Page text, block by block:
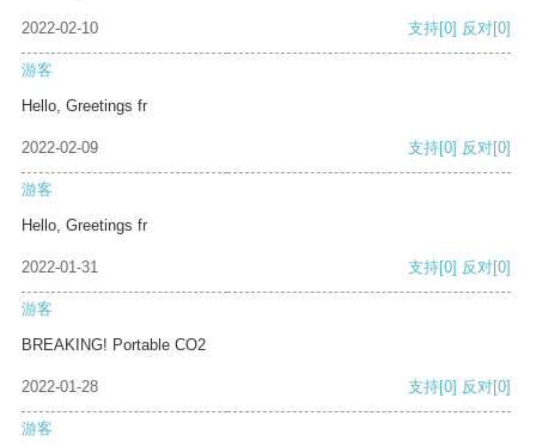
2022-02-10 支持[0] 反对[0]
游客
Hello, Greetings fr
2022-02-09 支持[0] 反对[0]
游客
Hello, Greetings fr
2022-01-31 支持[0] 反对[0]
游客
BREAKING! Portable CO2
2022-01-28 支持[0] 反对[0]
游客